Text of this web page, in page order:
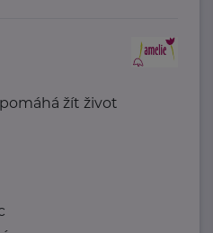
žít život